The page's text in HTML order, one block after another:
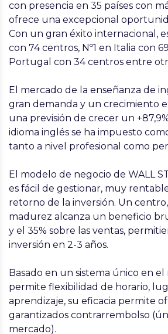
con presencia en 35 países con
ofrece una excepcional
Con un gran éxito internacional,
con 74 centros, Nº1 en Italia con
Portugal con 34 centros entre
El mercado de la enseñanza de
gran demanda y un crecimiento
una previsión de crecer un
idioma inglés se ha impuesto
tanto a nivel profesional como
El modelo de negocio de WALL
es fácil de gestionar, muy
retorno de la inversión. Un
madurez alcanza un beneficio
y el 35% sobre las ventas,
inversión en 2-3 años.
Basado en un sistema único en
permite flexibilidad de horario,
aprendizaje, su eficacia permite
garantizados contrarrembolso
mercado).